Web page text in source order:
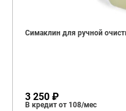
Симаклин для ручной
3 250 ₽
В кредит от 108/мес